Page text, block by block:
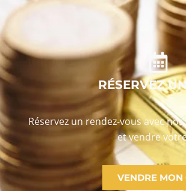
RÉSERVEZ
Réservez un rendez-vous avec
et vendre
VENDRE MON